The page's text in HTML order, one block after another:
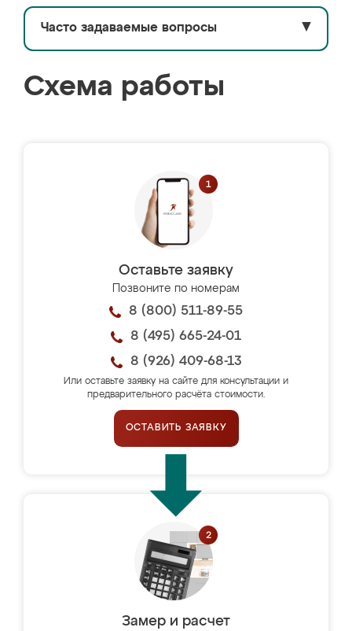
Часто задаваемые вопросы ▼
Схема работы
Оставьте заявку
Позвоните по номерам
8 (800) 511-89-55
8 (495) 665-24-01
8 (926) 409-68-13
Или оставьте заявку на сайте для консультации и
предварительного расчёта стоимости.
ОСТАВИТЬ ЗАЯВКУ
Замер и расчет